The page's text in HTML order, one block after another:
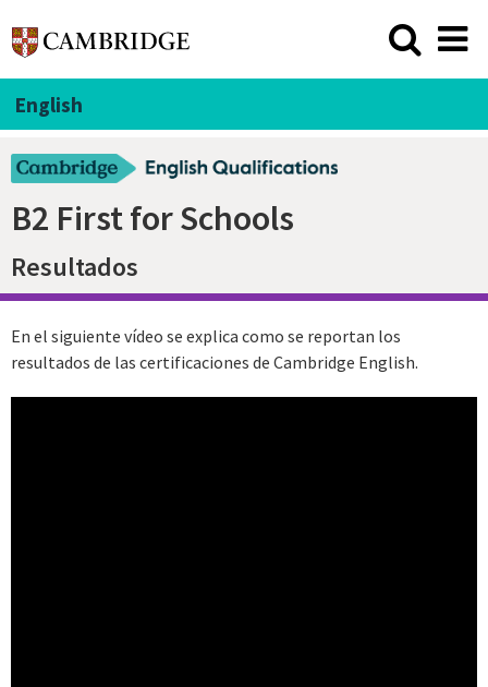
English
B2 First for Schools
Resultados
En el siguiente vídeo se explica como se reportan los
resultados de las certificaciones de Cambridge English.